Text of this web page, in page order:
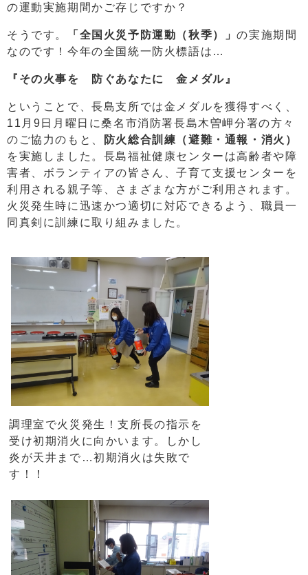
の運動実施期間かご存じですか？
そうです。 「全国火災予防運動（秋季）」の実施期間
なのです！今年の全国統一防火標語は…
『その火事を 防ぐあなたに 金メダル』
ということで、長島支所では金メダルを獲得すべく、
11月9日月曜日に桑名市消防署長島木曽岬分署の方々
のご協力のもと、
防火総合訓練（避難・通報・消火）
を実施しました。長島福祉健康センターは高齢者や障
害者、ボランティアの皆さん、子育て支援センターを
利用される親子等、さまざまな方がご利用されます。
火災発生時に迅速かつ適切に対応できるよう、職員一
同真剣に訓練に取り組みました。
調理室で火災発生！支所長の指示を
受け初期消火に向かいます。しかし
炎が天井まで…初期消火は失敗で
す！！